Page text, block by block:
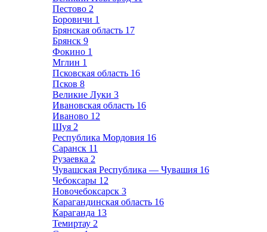
Пестово 2
Боровичи 1
Брянская область 17
Брянск 9
Фокино 1
Мглин 1
Псковская область 16
Псков 8
Великие Луки 3
Ивановская область 16
Иваново 12
Шуя 2
Республика Мордовия 16
Саранск 11
Рузаевка 2
Чувашская Республика — Чувашия 16
Чебоксары 12
Новочебоксарск 3
Карагандинская область 16
Караганда 13
Темиртау 2